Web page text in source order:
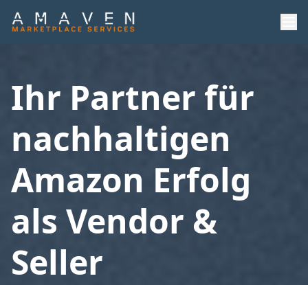
Termin vereinbaren
Kostenfreie Markenanalyse
Dienstleistungen
Fallstudien
Über uns
Ihr Partner für
nachhaltigen
Amazon Erfolg
als Vendor &
Seller